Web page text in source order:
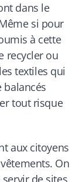
dans le
si pour
à cette
recycler ou
textiles qui
tout risque
aux citoyens
On
de sites